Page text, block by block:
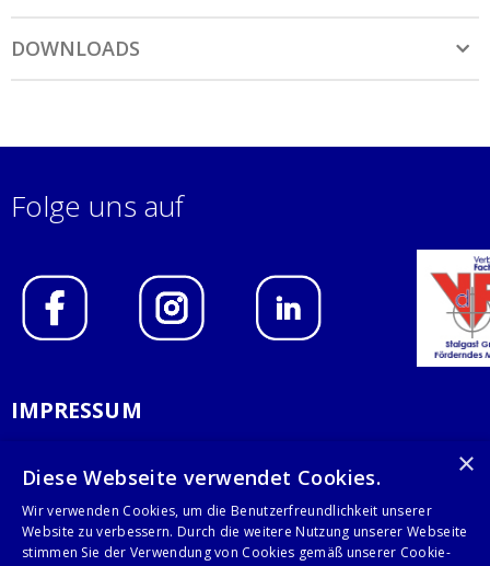
DOWNLOADS
Folge uns auf
IMPRESSUM
AGB
KONTAKT
×
Diese Webseite verwendet Cookies.
Wir verwenden Cookies, um die Benutzerfreundlichkeit unserer
Website zu verbessern. Durch die weitere Nutzung unserer Webseite
stimmen Sie der Verwendung von Cookies gemäß unserer Cookie-